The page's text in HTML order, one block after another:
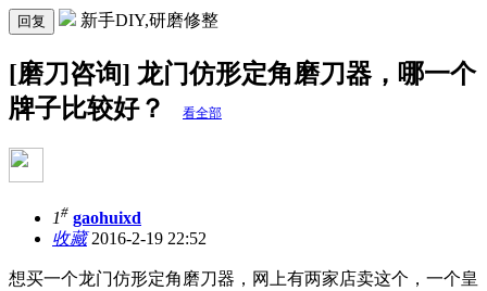
回复 新手DIY,研磨修整
[磨刀咨询] 龙门仿形定角磨刀器，哪一个
牌子比较好？
看全部
1# gaohuixd
收藏2016-2-19 22:52
想买一个龙门仿形定角磨刀器，网上有两家店卖这个，一个皇